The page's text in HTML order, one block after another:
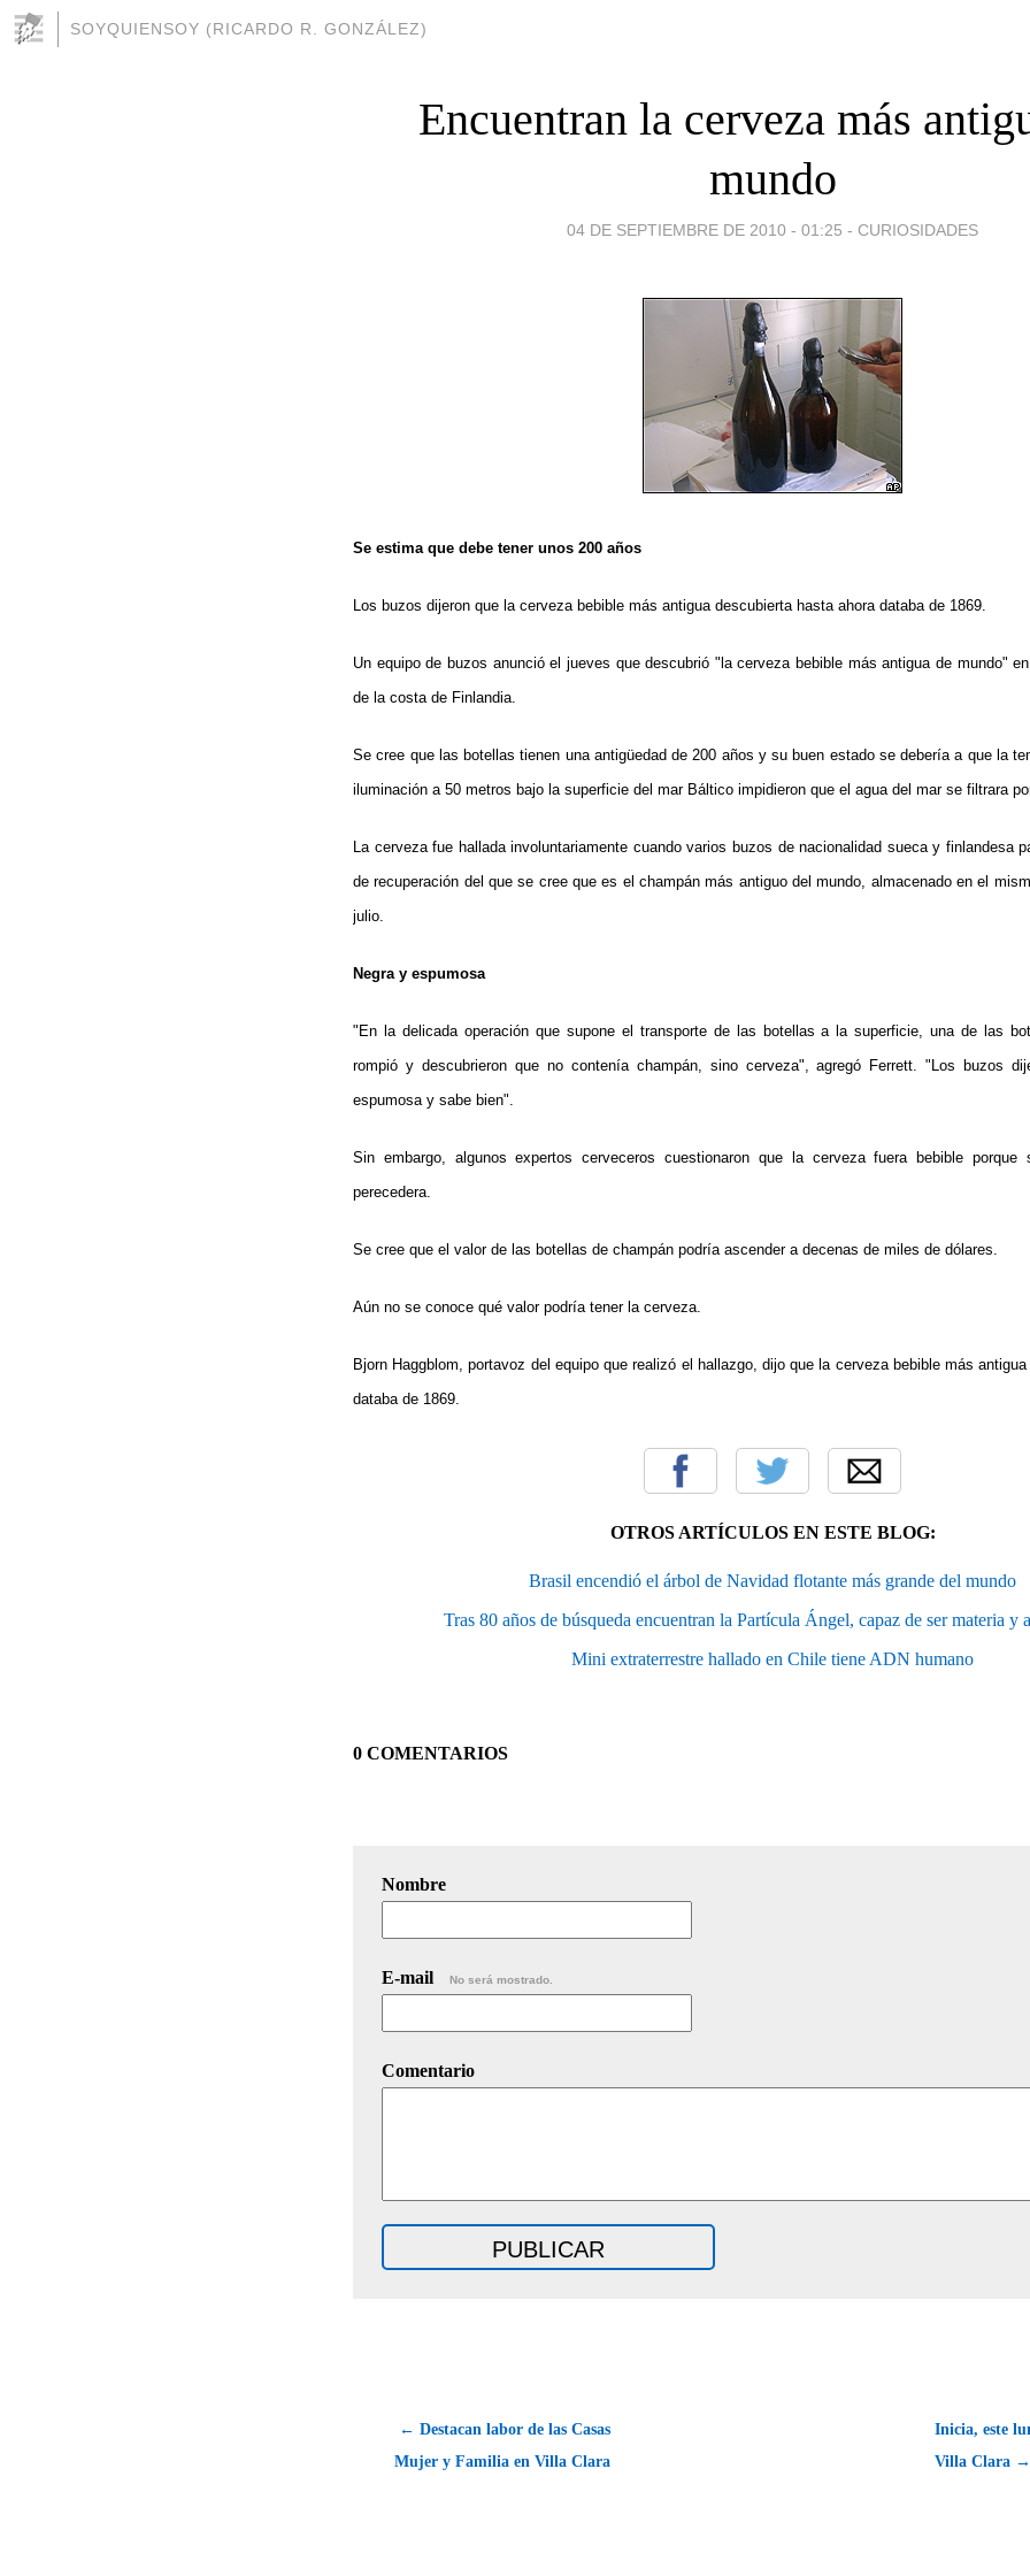
SOYQUIENSOY (RICARDO R. GONZÁLEZ)
Encuentran la cerveza más
mundo
04 DE SEPTIEMBRE DE 2010 - 01:25 - CURIOSIDADES
Se estima que debe tener unos 200 años
Los buzos dijeron que la cerveza bebible más antigua descubierta hasta ahora databa de 1869.
Un equipo de buzos anunció el jueves que descubrió "la cerveza bebible más antigua de mundo"
de la costa de Finlandia.
Se cree que las botellas tienen una antigüedad de 200 años y su buen estado se debería a que la
iluminación a 50 metros bajo la superficie del mar Báltico impidieron que el agua del mar se filtrara
La cerveza fue hallada involuntariamente cuando varios buzos de nacionalidad sueca y finlandesa
de recuperación del que se cree que es el champán más antiguo del mundo, almacenado en el
julio.
Negra y espumosa
"En la delicada operación que supone el transporte de las botellas a la superficie, una de las
rompió y descubrieron que no contenía champán, sino cerveza", agregó Ferrett. "Los buzos
espumosa y sabe bien".
Sin embargo, algunos expertos cerveceros cuestionaron que la cerveza fuera bebible
perecedera.
Se cree que el valor de las botellas de champán podría ascender a decenas de miles de dólares.
Aún no se conoce qué valor podría tener la cerveza.
Bjorn Haggblom, portavoz del equipo que realizó el hallazgo, dijo que la cerveza bebible más
databa de 1869.
OTROS ARTÍCULOS EN ESTE BLOG:
Brasil encendió el árbol de Navidad flotante más grande del mundo
Tras 80 años de búsqueda encuentran la Partícula Ángel, capaz de ser materia y
Mini extraterrestre hallado en Chile tiene ADN humano
0 COMENTARIOS
Nombre
E-mail No será mostrado.
Comentario
← Destacan labor de las Casas
Mujer y Familia en Villa Clara
Inicia, este
Villa Clara →